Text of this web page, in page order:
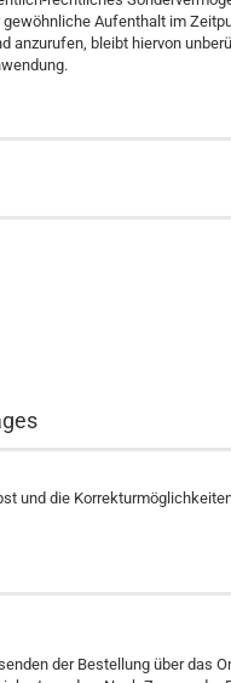
Aufenthalt im
anzurufen, bleibt hiervon
und die
der Bestellung über das